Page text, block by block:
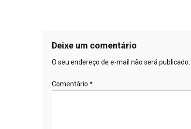
Deixe um comentário
O seu endereço de e-mail não será publicado.
Comentário *